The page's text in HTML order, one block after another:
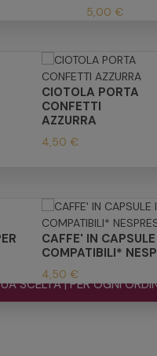
5,00 €
CIOTOLA PORTA
CONFETTI
AZZURRA
4,50 €
CAFFE' IN
COMPATIBILI*
4,50 €
OGNI ORDINE UN